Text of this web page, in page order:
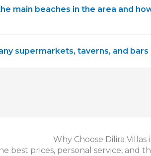
main beaches in the area and
supermarkets, taverns, and bars
Why Choose Dilira Villas
best prices, personal service, and